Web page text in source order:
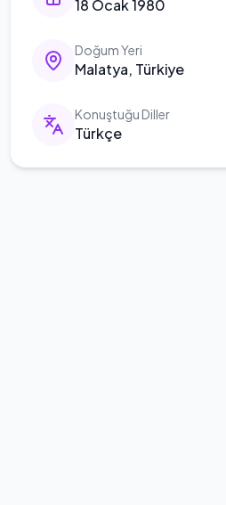
18 Ocak 1980
Doğum Yeri
Malatya, Türkiye
Konuştuğu Diller
Türkçe